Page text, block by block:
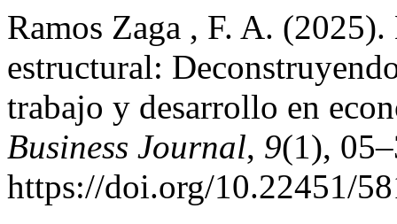
Ramos Zaga , F. A.
estructural:
trabajo y desarrollo en
Business Journal, 9(1),
https://doi.org/10.22451/